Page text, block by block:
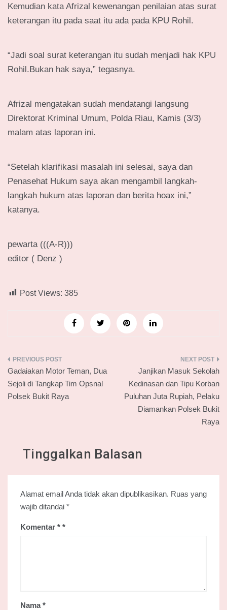
Kemudian kata Afrizal kewenangan penilaian atas surat
keterangan itu pada saat itu ada pada KPU Rohil.
“Jadi soal surat keterangan itu sudah menjadi hak KPU
Rohil.Bukan hak saya,” tegasnya.
Afrizal mengatakan sudah mendatangi langsung
Direktorat Kriminal Umum, Polda Riau, Kamis (3/3)
malam atas laporan ini.
“Setelah klarifikasi masalah ini selesai, saya dan
Penasehat Hukum saya akan mengambil langkah-
langkah hukum atas laporan dan berita hoax ini,”
katanya.
pewarta (((A-R)))
editor ( Denz )
Post Views: 385
Navigasi
pos
Gadaiakan Motor Teman, Dua
Sejoli di Tangkap Tim Opsnal
Polsek Bukit Raya
Janjikan Masuk Sekolah
Kedinasan dan Tipu Korban
Puluhan Juta Rupiah, Pelaku
Diamankan Polsek Bukit
Raya
Tinggalkan Balasan
Alamat email Anda tidak akan dipublikasikan. Ruas yang
wajib ditandai *
Komentar *
Nama*